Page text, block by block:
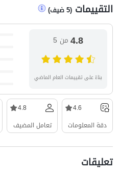
التقييمات (
5ضيف)
4.8من 5
بناءً على تقييمات العام الماضي
4.6
دقة المعلومات
4.8
تعامل المضيف
تعليقات